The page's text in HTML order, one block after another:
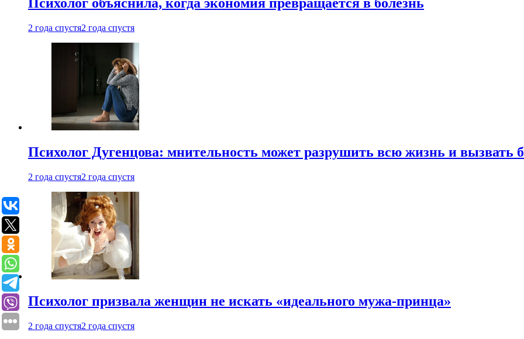
2 года спустя2 года спустя
Психолог Дугенцова: мнительность может разрушить всю жизнь и вызвать
2 года спустя2 года спустя
Психолог призвала женщин не искать «идеального мужа-принца»
2 года спустя2 года спустя